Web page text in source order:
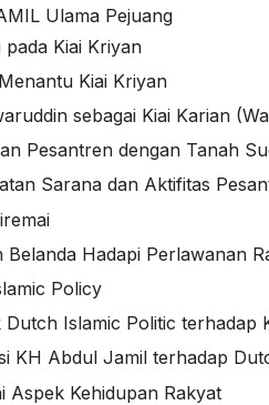
Ulama Pejuang
Kiai Kriyan
Kiai Kriyan
sebagai Kiai Karian
Pesantren dengan Tanah
Sarana dan Aktifitas
Belanda Hadapi Perlawanan
Policy
Dutch Islamic Politic terhadap
KH Abdul Jamil terhadap
Aspek Kehidupan Rakyat